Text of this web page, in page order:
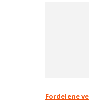
Fordelene